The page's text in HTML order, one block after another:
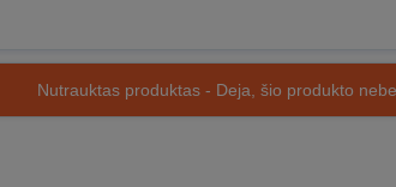
Nutrauktas produktas - Deja, šio produkto